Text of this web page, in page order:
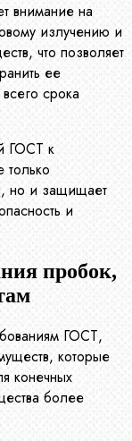
внимание на
излучению и
что позволяет
ее
срока
ГОСТ к
но и защищает
и
пробок,
ГОСТ,
которые
конечных
более